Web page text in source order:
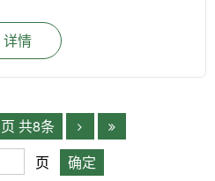
接到核实报告后，立即启动《苏州
启动自动喷淋、排烟等消防设备，
护装备、携带灭火器材，在3分钟
复科的于洪利主任早早就来到了教
诊的居民。居民朋友们也对这次活
没开始，几乎已经是座无虚席了。
讲解，不仅讲述了从人体结构到科
大家一起进行了腰背部康复训练，
细心检查·指导用药 阿姨点赞“我这
办呀？”“你帮我看看这个药怎么
详情
共8条
页